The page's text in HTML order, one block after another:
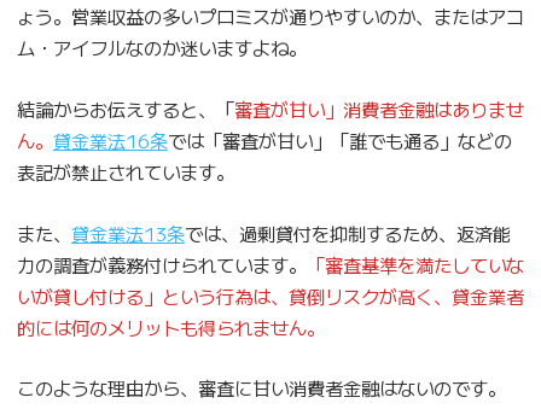
ょう。営業収益の多いプロミスが通りやすいのか、またはアコ
ム・アイフルなのか迷いますよね。
結論からお伝えすると、「審査が甘い」消費者金融はありませ
ん。 貸金業法16条では「審査が甘い」「誰でも通る」などの
表記が禁止されています。
また、 貸金業法13条では、過剰貸付を抑制するため、返済能
力の調査が義務付けられています。
「審査基準を満たしていな
いが貸し付ける」という行為は、貸倒リスクが高く、貸金業者
的には何のメリットも得られません。
このような理由から、審査に甘い消費者金融はないのです。